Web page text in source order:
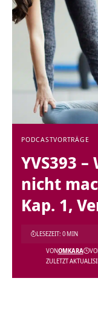
PODCASTVORTRÄGE
YVS393
nicht
Kap. 1,
ZULETZT
VONOMKARA
LESEZEIT: 0 MIN